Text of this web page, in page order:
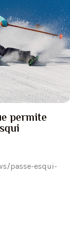
permite
passe-esqui-